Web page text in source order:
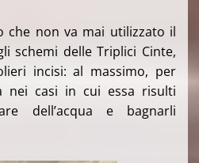
che non va mai utilizzato il
schemi delle Triplici Cinte,
incisi: al massimo, per
nei casi in cui essa risulti
dell’acqua e bagnarli